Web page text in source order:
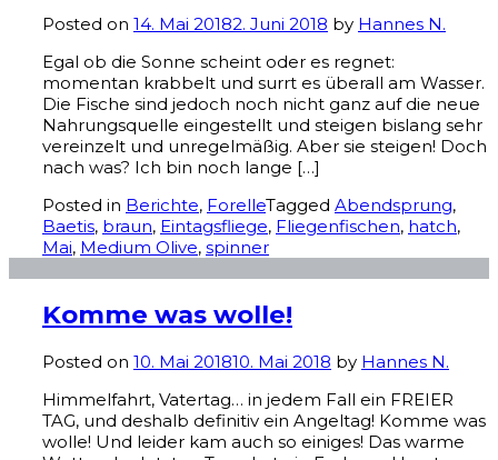
Posted on 14. Mai 20182. Juni 2018 by Hannes N.
Egal ob die Sonne scheint oder es regnet:
momentan krabbelt und surrt es überall am Wasser.
Die Fische sind jedoch noch nicht ganz auf die neue
Nahrungsquelle eingestellt und steigen bislang sehr
vereinzelt und unregelmäßig. Aber sie steigen! Doch
nach was? Ich bin noch lange […]
Posted in Berichte, ForelleTagged Abendsprung,
Baetis, braun, Eintagsfliege, Fliegenfischen, hatch,
Mai, Medium Olive, spinner
Komme was wolle!
Posted on 10. Mai 201810. Mai 2018 by Hannes N.
Himmelfahrt, Vatertag… in jedem Fall ein FREIER
TAG, und deshalb definitiv ein Angeltag! Komme was
wolle! Und leider kam auch so einiges! Das warme